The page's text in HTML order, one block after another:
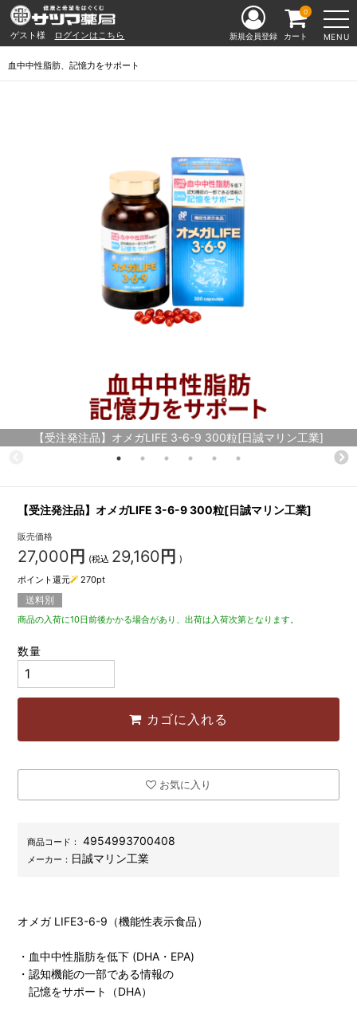
ゲスト様 ログインはこちら MENU
新規会員登録 カート
0
血中中性脂肪、記憶力をサポート
【受注発注品】オメガLIFE 3-6-9 300粒[日誠マリン工業]
【受注発注品】オメガLIFE 3-6-9 300粒[日誠マリン工業]
販売価格
27,000 円 (税込 29,160 円 )
ポイント還元
270pt
送料別
商品の入荷に10日前後かかる場合があり、出荷は入荷次第となります。
数量
カゴに入れる
お気に入り
商品コード： 4954993700408
メーカー： 日誠マリン工業
オメガ LIFE3-6-9（機能性表示食品）
・血中中性脂肪を低下 (DHA・EPA)
・認知機能の一部である情報の
記憶をサポート（DHA）